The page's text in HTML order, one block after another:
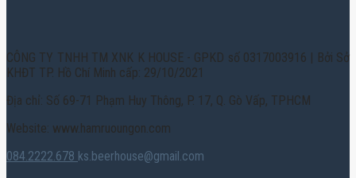
CÔNG TY TNHH TM XNK K HOUSE - GPKD số 0317003916 | Bởi Sở
KHĐT TP. Hồ Chí Minh cấp: 29/10/2021
Địa chỉ: Số 69-71 Phạm Huy Thông, P. 17, Q. Gò Vấp, TPHCM
Website: www.hamruoungon.com
084.2222.678 ks.beerhouse@gmail.com